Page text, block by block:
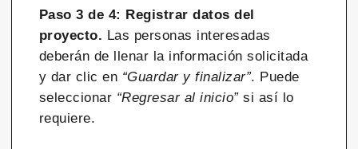
Paso 3 de 4: Registrar datos del
proyecto. Las personas interesadas
deberán de llenar la información solicitada
y dar clic en “Guardar y finalizar”. Puede
seleccionar “Regresar al inicio”si así lo
requiere.